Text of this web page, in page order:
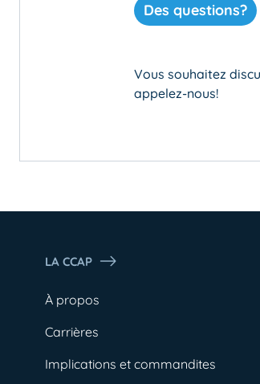
Des questions?
Vous souhaitez
appelez-nous!
LA CCAP
À propos
Carrières
Implications et commandites